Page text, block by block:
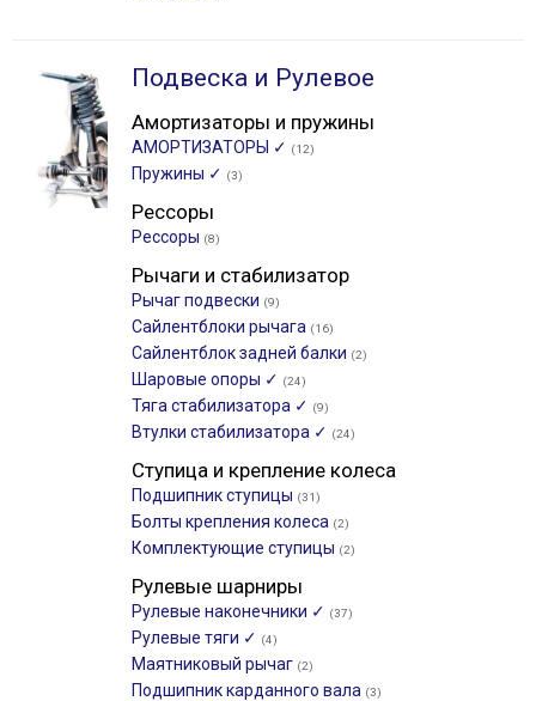
Подвеска и Рулевое
Амортизаторы и пружины
АМОРТИЗАТОРЫ ✓ (12)
Пружины ✓ (3)
Рессоры
Рессоры (8)
Рычаги и стабилизатор
Рычаг подвески (9)
Сайлентблоки рычага (16)
Сайлентблок задней балки (2)
Шаровые опоры ✓ (24)
Тяга стабилизатора ✓ (9)
Втулки стабилизатора ✓ (24)
Ступица и крепление колеса
Подшипник ступицы (31)
Болты крепления колеса (2)
Комплектующие ступицы (2)
Рулевые шарниры
Рулевые наконечники ✓ (37)
Рулевые тяги ✓ (4)
Маятниковый рычаг (2)
Подшипник карданного вала (3)